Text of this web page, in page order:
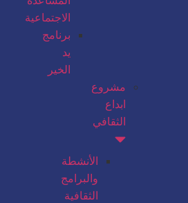
الاجتماعية
برنامج
يد
الخير
مشروع
ابداع
الثقافي
الأنشطة
والبرامج
الثقافية